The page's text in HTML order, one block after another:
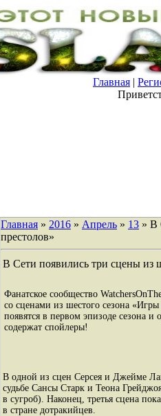
Главная |
Главная » 2016 » Апрель » 13 » В
престолов»
В Сети появились три сцены из
Фанатское сообщество
со сценами из шестого сезона
появятся в первом эпизоде сезона
содержат спойлеры!
В одной из сцен Серсея и Джейме
судьбе Сансы Старк и Теона
в сугроб). Наконец, третья сцена
в стране дотракийцев.​